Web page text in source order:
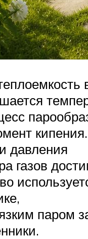
давления
газов
паром